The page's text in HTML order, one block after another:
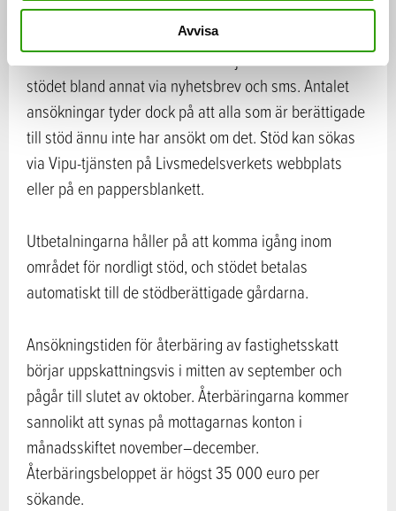
Avvisa
euro.
Livsmedelsverket har informerat jordbrukarna om
stödet bland annat via nyhetsbrev och sms. Antalet
ansökningar tyder dock på att alla som är berättigade
till stöd ännu inte har ansökt om det. Stöd kan sökas
via Vipu-tjänsten på Livsmedelsverkets webbplats
eller på en pappersblankett.
Utbetalningarna håller på att komma igång inom
området för nordligt stöd, och stödet betalas
automatiskt till de stödberättigade gårdarna.
Ansökningstiden för återbäring av fastighetsskatt
börjar uppskattningsvis i mitten av september och
pågår till slutet av oktober. Återbäringarna kommer
sannolikt att synas på mottagarnas konton i
månadsskiftet november–december.
Återbäringsbeloppet är högst 35 000 euro per
sökande.